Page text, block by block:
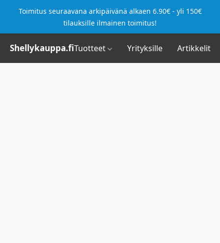
Toimitus seuraavana arkipäivänä alkaen 6.90€ - yli 150€
tilauksille ilmainen toimitus!
Shellykauppa.fiTuotteet Yrityksille Artikkelit